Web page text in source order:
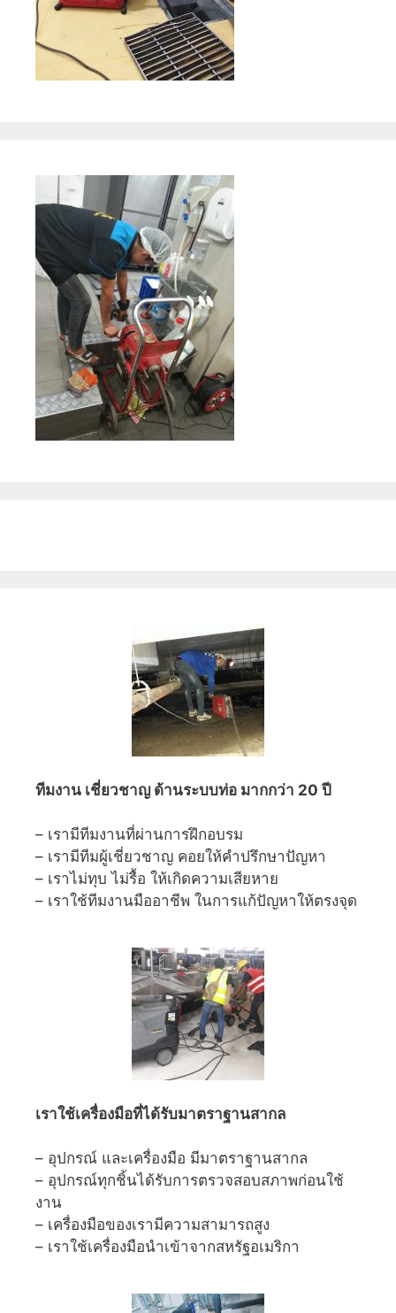
ทีมงาน เชี่ยวชาญ ด้านระบบท่อ มากกว่า 20 ปี
– เรามีทีมงานที่ผ่านการฝึกอบรม
– เรามีทีมผู้เชี่ยวชาญ คอยให้คำปรึกษาปัญหา
– เราไม่ทุบ ไม่รื้อ ให้เกิดความเสียหาย
– เราใช้ทีมงานมืออาชีพ ในการแก้ปัญหาให้ตรงจุด
เราใช้เครื่องมือที่ได้รับมาตราฐานสากล
– อุปกรณ์ และเครื่องมือ มีมาตราฐานสากล
– อุปกรณ์ทุกชิ้นได้รับการตรวจสอบสภาพก่อนใช้
งาน
– เครื่องมือของเรามีความสามารถสูง
– เราใช้เครื่องมือนำเข้าจากสหรัฐอเมริกา